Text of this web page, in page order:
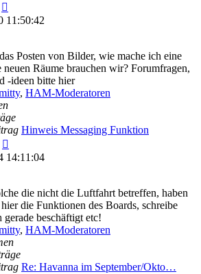
Beitrag
11:50:42
Posten von Bilder, wie mache ich eine
Räume brauchen wir? Forumfragen,
-ideen bitte hier
, HAM-Moderatoren
Hinweis Messaging Funktion
Beitrag
14:11:04
die nicht die Luftfahrt betreffen, haben
die Funktionen des Boards, schreibe
beschäftigt etc!
, HAM-Moderatoren
Re: Havanna im September/Okto…